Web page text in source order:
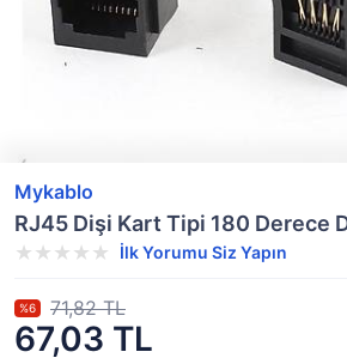
Mykablo
RJ45 Dişi Kart Tipi 180 Derece
İlk Yorumu Siz Yapın
67,03 TL
%6 71,82 TL